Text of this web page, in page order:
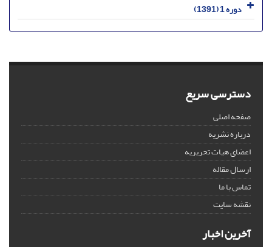
دوره 1 (1391)
دسترسی سریع
صفحه اصلی
درباره نشریه
اعضای هیات تحریریه
ارسال مقاله
تماس با ما
نقشه سایت
آخرین اخبار